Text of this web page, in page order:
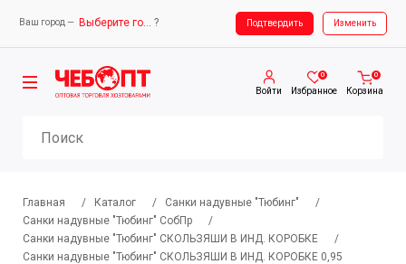
Ваш город — Выберите город ? Подтвердить Изменить
Ваш город — Выберите город
Войти
0
Избранное
0
Корзина
Главная / Каталог / Санки надувные "Тюбинг"
/
Санки надувные "Тюбинг" СобПр
/
Санки надувные "Тюбинг" СКОЛЬЗЯШИ В ИНД. КОРОБКЕ
/
Санки надувные "Тюбинг" СКОЛЬЗЯШИ В ИНД. КОРОБКЕ 0,95